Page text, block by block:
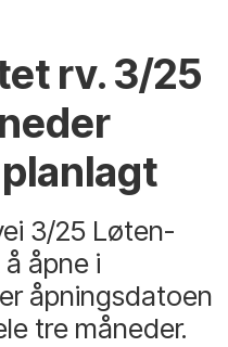
rv. 3/25
3/25 Løten-
åpne i
åpningsdatoen
tre måneder.